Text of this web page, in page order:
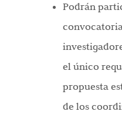
Podrán
el único
propuesta
de los